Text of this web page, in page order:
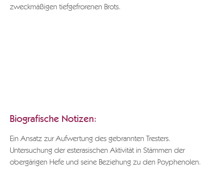
zweckmäßigen tiefgefrorenen Brots.
Biografische Notizen:
Ein Ansatz zur Aufwertung des gebrannten Tresters.
Untersuchung der esterasischen Aktivität in Stämmen der
obergärigen Hefe und seine Beziehung zu den Poyphenolen.